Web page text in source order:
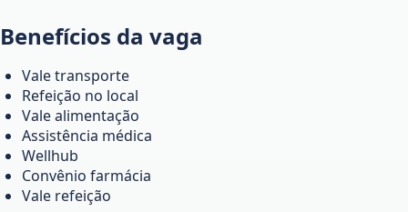
Benefícios da vaga
Vale transporte
Refeição no local
Vale alimentação
Assistência médica
Wellhub
Convênio farmácia
Vale refeição